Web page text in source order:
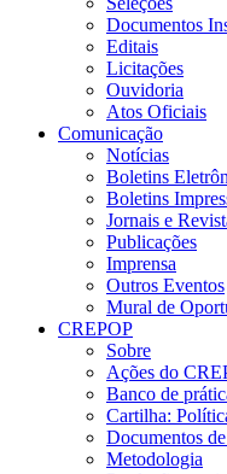
Documentos
Editais
Licitações
Ouvidoria
Atos Oficiais
Comunicação
Notícias
Boletins
Boletins
Jornais e
Publicações
Imprensa
Outros Eventos
Mural de
CREPOP
Sobre
Ações do
Banco de
Cartilha:
Documentos
Metodologia